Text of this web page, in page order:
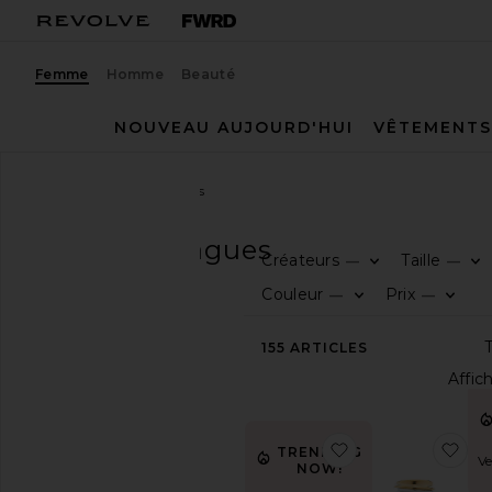
Femme Homme Beauté
NOUVEAU AUJOURD'HUI
VÊTEMENTS
Bagues
BaguesCréateurs —
Taille —
Couleur —
Prix —
155 ARTICLES
TRENDING
NOW!
ajouter aux